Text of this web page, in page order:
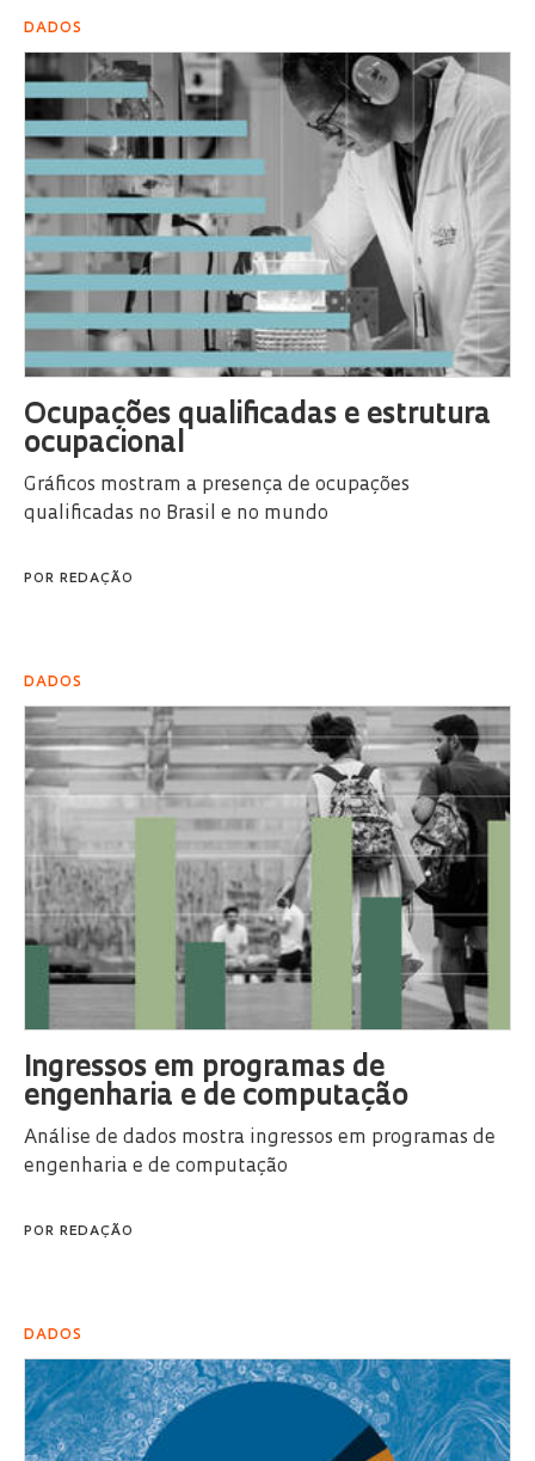
DADOS
Ocupações qualificadas e estrutura
ocupacional
Gráficos mostram a presença de ocupações
qualificadas no Brasil e no mundo
POR REDAÇÃO
DADOS
Ingressos em programas de
engenharia e de computação
Análise de dados mostra ingressos em programas de
engenharia e de computação
POR REDAÇÃO
DADOS